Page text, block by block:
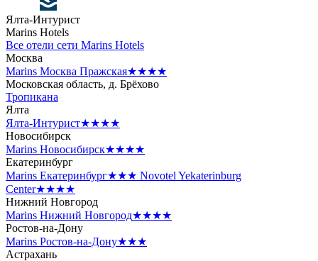
Ялта-Интурист
Marins Hotels
Все отели сети Marins Hotels
Москва
Marins Москва Пражская★★★★
Московская область, д. Брёхово
Тропикана
Ялта
Ялта-Интурист★★★★
Новосибирск
Marins Новосибирск★★★★
Екатеринбург
Marins Екатеринбург★★★ Novotel Yekaterinburg
Center★★★★
Нижний Новгород
Marins Нижний Новгород★★★★
Ростов-на-Дону
Marins Ростов-на-Дону★★★
Астрахань